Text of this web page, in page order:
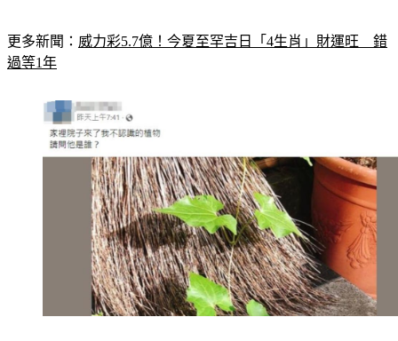
更多新聞： 威力彩5.7億！今夏至罕吉日「4生肖」財運旺　錯
過等1年